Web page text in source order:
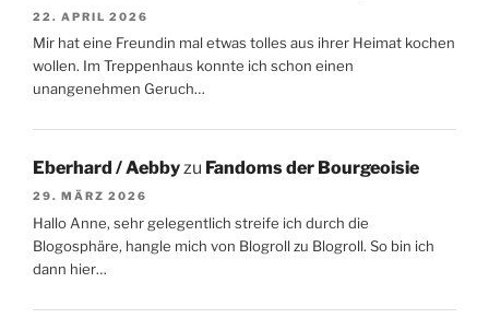
22. APRIL 2026
Mir hat eine Freundin mal etwas tolles aus ihrer Heimat kochen
wollen. Im Treppenhaus konnte ich schon einen
unangenehmen Geruch…
Eberhard / Aebbyzu Fandoms der Bourgeoisie
29. MÄRZ 2026
Hallo Anne, sehr gelegentlich streife ich durch die
Blogosphäre, hangle mich von Blogroll zu Blogroll. So bin ich
dann hier…